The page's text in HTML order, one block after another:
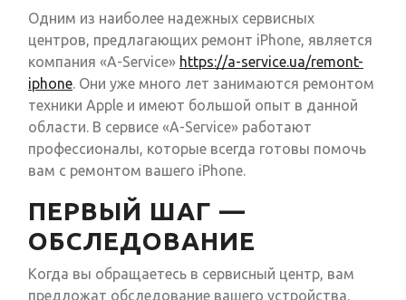
Одним из наиболее надежных сервисных
центров, предлагающих ремонт iPhone, является
компания «A-Service» https://a-service.ua/remont-
iphone. Они уже много лет занимаются ремонтом
техники Apple и имеют большой опыт в данной
области. В сервисе «A-Service» работают
профессионалы, которые всегда готовы помочь
вам с ремонтом вашего iPhone.
ПЕРВЫЙ ШАГ —
ОБСЛЕДОВАНИЕ
Когда вы обращаетесь в сервисный центр, вам
предложат обследование вашего устройства.